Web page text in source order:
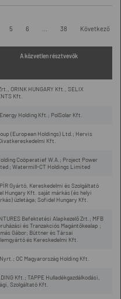
5 6 38 Következő
A közvetlen résztvevők
ORINK HUNGARY Kft., SELIX
Kft.
Holding Kft.; PolSolar Kft.
(European Holdings) Ltd.; Hervis
Kft.
Coöperatief W.A.; Project Power
; Watermill-CT Holdings Limited
Gyártó, Kereskedelmi és Szolgáltató
Hungary Kft. saját márkás (és helyi
üzletága; Sofidel Hungary Kft.
Befektetési Alapkezelő Zrt.; MFB
és Tranzakciós Magántőkealap ;
Gábor; Büttner és Társai
és Kereskedelmi Kft.
OC Magyarország Holding Kft.
Kft.; TAPPE Hulladékgazdálkodási,
Szolgáltató Kft.